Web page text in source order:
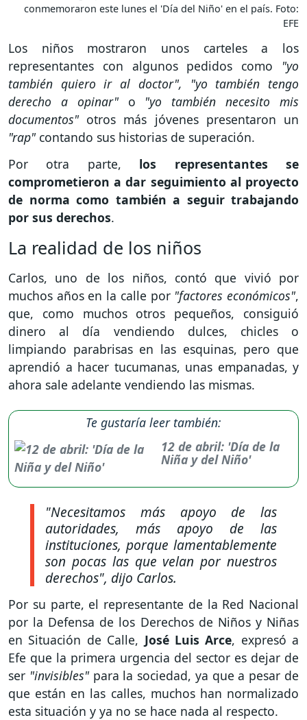
conmemoraron este lunes el 'Día del Niño' en el país. Foto:
EFE
Los niños mostraron unos carteles a los
representantes con algunos pedidos como "yo
también quiero ir al doctor",
"yo también tengo
derecho a opinar"o "yo también necesito mis
documentos"otros más jóvenes presentaron un
"rap"contando sus historias de superación.
Por otra parte, los representantes se
comprometieron a dar seguimiento al proyecto
de norma como también a seguir trabajando
por sus derechos.
La realidad de los niños
Carlos, uno de los niños, contó que vivió por
muchos años en la calle por"factores económicos",
que, como muchos otros pequeños, consiguió
dinero al día vendiendo dulces, chicles o
limpiando parabrisas en las esquinas, pero que
aprendió a hacer tucumanas, unas empanadas, y
ahora sale adelante vendiendo las mismas.
Te gustaría leer también:
12 de abril: 'Día de la
Niña y del Niño'
"Necesitamos más apoyo de las
autoridades, más apoyo de las
instituciones, porque lamentablemente
son pocas las que velan por nuestros
derechos", dijo Carlos.
Por su parte, el representante de la Red Nacional
por la Defensa de los Derechos de Niños y Niñas
en Situación de Calle, José Luis Arce, expresó a
Efe que la primera urgencia del sector es dejar de
ser "invisibles" para la sociedad, ya que a pesar de
que están en las calles, muchos han normalizado
esta situación y ya no se hace nada al respecto.